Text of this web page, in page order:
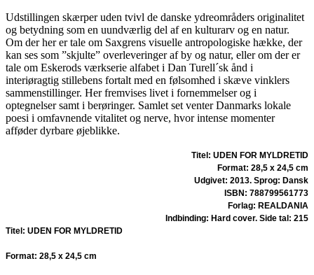
Udstillingen skærper uden tvivl de danske ydreområders originalitet
og betydning som en uundværlig del af en kulturarv og en natur.
Om der her er tale om Saxgrens visuelle antropologiske hække, der
kan ses som ”skjulte” overleveringer af by og natur, eller om der er
tale om Eskerods værkserie alfabet i Dan Turell´sk ånd i
interiøragtig stillebens fortalt med en følsomhed i skæve vinklers
sammenstillinger. Her fremvises livet i fornemmelser og i
optegnelser samt i berøringer. Samlet set venter Danmarks lokale
poesi i omfavnende vitalitet og nerve, hvor intense momenter
afføder dyrbare øjeblikke.
Titel: UDEN FOR MYLDRETID
Format: 28,5 x 24,5 cm
Udgivet: 2013. Sprog: Dansk
ISBN: 788799561773
Forlag: REALDANIA
Indbinding: Hard cover. Side tal: 215
Titel: UDEN FOR MYLDRETID
Format: 28,5 x 24,5 cm